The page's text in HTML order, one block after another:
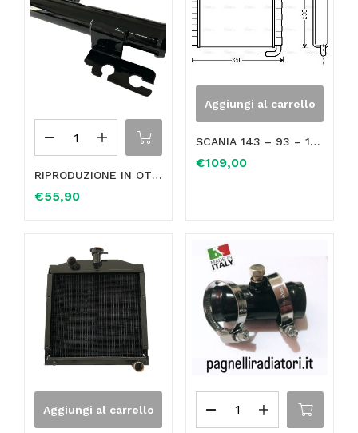
RIPRODUZIONE IN OTTONE TUBO ACQUA TRE VIE PER FLESSIBILI MANICOTTI – RAFFREDDAMENTO MOTORE FIAT SEDICI (FY) – SUZUKI SX4 – (2006-2014) 1.9 MJET 4X4 120CV 88KW (FUORI PRODUZIONE)
€55,90
Aggiungi al carrello
SCANIA 143 – 93 – 113 RADIATORE RISCALDAMENTO NUOVO IN RAME OE 0283414 1331928
€109,00
Aggiungi al carrello